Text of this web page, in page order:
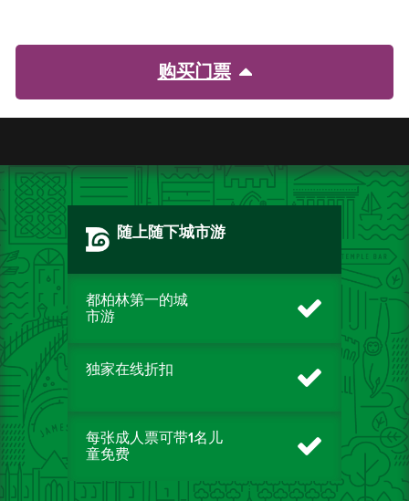
购买门票
随上随下城市游
都柏林第一的城
市游
独家在线折扣
每张成人票可带1名儿
童免费